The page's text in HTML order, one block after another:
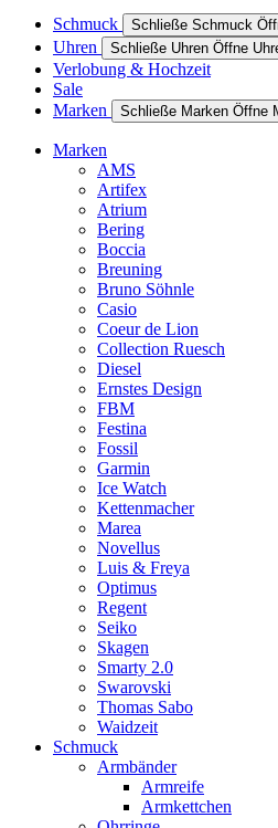
Schmuck Schließe Schmuck
Uhren Schließe Uhren Öffne
Verlobung & Hochzeit
Sale
Marken
Schließe Marken Öffne
Marken
AMS
Artifex
Atrium
Bering
Boccia
Breuning
Bruno Söhnle
Casio
Coeur de Lion
Collection Ruesch
Diesel
Ernstes Design
FBM
Festina
Fossil
Garmin
Ice Watch
Kettenmacher
Marea
Novellus
Luis & Freya
Optimus
Regent
Seiko
Skagen
Smarty 2.0
Swarovski
Thomas Sabo
Waidzeit
Schmuck
Armbänder
Armreife
Armkettchen